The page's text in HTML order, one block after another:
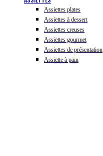
Assiettes plates
Assiettes à dessert
Assiettes creuses
Assiettes gourmet
Assiettes de présentation
Assiette à pain